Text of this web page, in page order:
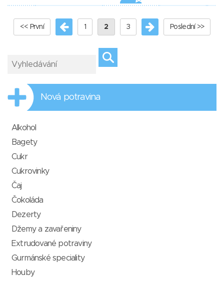
<< První 1 2 3 Poslední >>
Nová potravina
Alkohol
Bagety
Cukr
Cukrovinky
Čaj
Čokoláda
Dezerty
Džemy a zavařeniny
Extrudované potraviny
Gurmánské speciality
Houby